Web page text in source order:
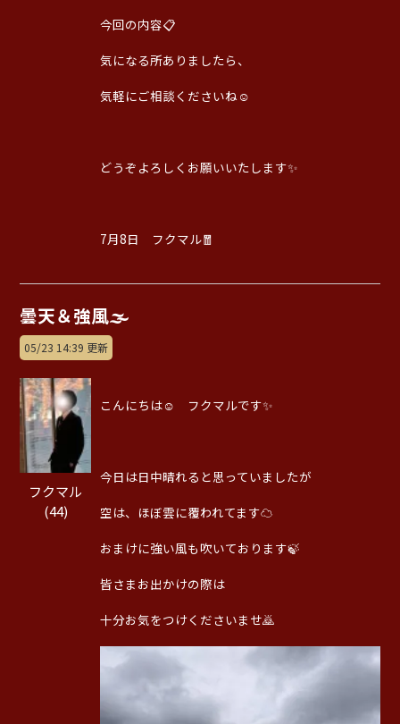
今回の内容📋️
気になる所ありましたら、
気軽にご相談くださいね☺️
どうぞよろしくお願いいたします✨
7月8日 フクマル🧧
曇天＆強風🌫️
05/23 14:39 更新
フクマル
(44)
こんにちは☺️ フクマルです✨
今日は日中晴れると思っていましたが
空は、ほぼ雲に覆われてます☁
おまけに強い風も吹いております🍃
皆さまお出かけの際は
十分お気をつけくださいませ🙇